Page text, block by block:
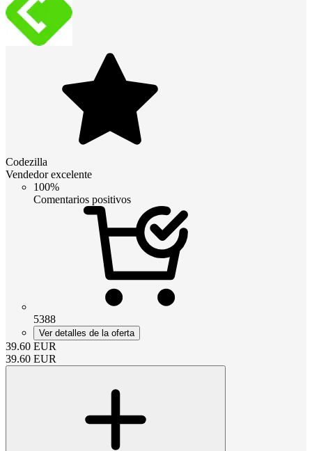
Codezilla
Vendedor excelente
100%
Comentarios positivos
5388
Ver detalles de la oferta
39.60 EUR
39.60 EUR